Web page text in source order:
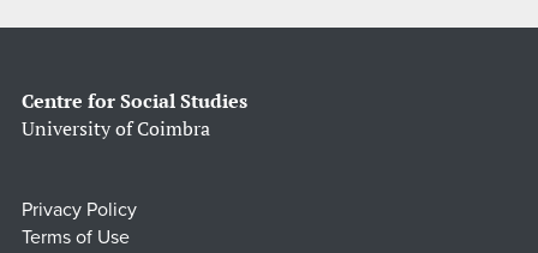
Centre for Social Studies
University of Coimbra
Privacy Policy
Terms of Use